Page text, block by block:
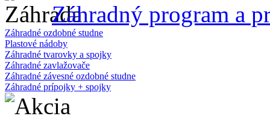
Záhradný program a
Záhradné ozdobné studne
Plastové nádoby
Záhradné tvarovky a spojky
Záhradné zavlažovače
Záhradné závesné ozdobné studne
Záhradné prípojky + spojky